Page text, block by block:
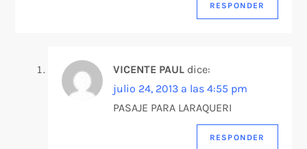
RESPONDER
VICENTE PAUL dice:
julio 24, 2013 a las 4:55 pm
PASAJE PARA LARAQUERI
RESPONDER